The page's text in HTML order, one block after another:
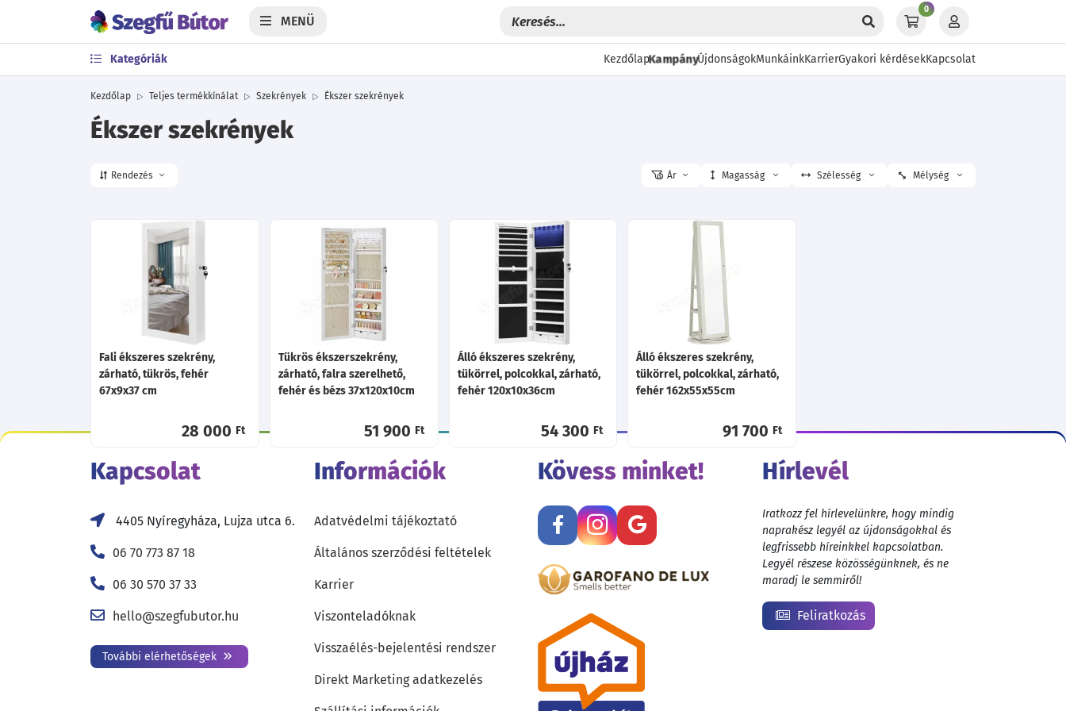
MENÜ
0
Kategóriák KezdőlapKampányÚjdonságokMunkáinkKarrierGyakori kérdésekKapcsolat
Kezdőlap Teljes termékkínálat Szekrények Ékszer szekrények
Ékszer szekrények
Rendezés Ár Magasság Szélesség Mélység
Fali ékszeres szekrény,
zárható, tükrös, fehér
67x9x37 cm
28 000 Ft
Tükrös ékszerszekrény,
zárható, falra szerelhető,
fehér és bézs ‎37x120x10cm
51 900 Ft
Álló ékszeres szekrény,
tükörrel, polcokkal, zárható,
fehér 120x10x36cm
54 300 Ft
Álló ékszeres szekrény,
tükörrel, polcokkal, zárható,
fehér 162x55x55cm
91 700 Ft
Kapcsolat
4405 Nyíregyháza, Lujza utca 6.
06 70 773 87 18
06 30 570 37 33
hello@szegfubutor.hu
További elérhetőségek
Információk
Adatvédelmi tájékoztató
Általános szerződési feltételek
Karrier
Viszonteladóknak
Visszaélés-bejelentési rendszer
Direkt Marketing adatkezelés
Kövess minket! Hírlevél
Iratkozz fel hírlevelünkre, hogy mindig
naprakész legyél az újdonságokkal és
legfrissebb híreinkkel kapcsolatban.
Legyél részese közösségünknek, és ne
maradj le semmiről!
Feliratkozás